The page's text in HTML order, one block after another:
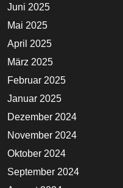
Juni 2025
Mai 2025
April 2025
März 2025
Februar 2025
Januar 2025
Dezember 2024
November 2024
Oktober 2024
September 2024